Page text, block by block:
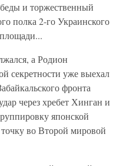
и торжественный
полка 2-го Украинского
а Родион
секретности уже выехал
фронта
через хребет Хинган и
японской
во Второй мировой